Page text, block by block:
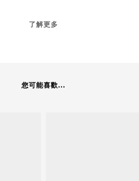
了解更多
您可能喜歡...